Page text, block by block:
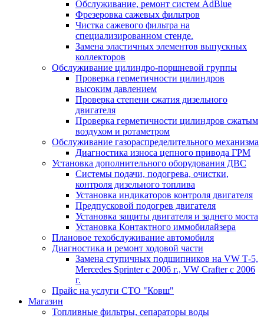
Обслуживание, ремонт систем AdBlue
Фрезеровка сажевых фильтров
Чистка сажевого фильтра на
специализированном стенде.
Замена эластичных элементов выпускных
коллекторов
Обслуживание цилиндро-поршневой группы
Проверка герметичности цилиндров
высоким давлением
Проверка степени сжатия дизельного
двигателя
Проверка герметичности цилиндров сжатым
воздухом и ротаметром
Обслуживание газораспределительного механизма
Диагностика износа цепного привода ГРМ
Установка дополнительного оборудования ДВС
Системы подачи, подогрева, очистки,
контроля дизельного топлива
Установка индикаторов контроля двигателя
Предпусковой подогрев двигателя
Установка защиты двигателя и заднего моста
Установка Контактного иммобилайзера
Плановое техобслуживание автомобиля
Диагностика и ремонт ходовой части
Замена ступичных подшипников на VW Т-5,
Mercedes Sprinter c 2006 г., VW Crafter с 2006
г.
Прайс на услуги СТО "Ковш"
Магазин
Топливные фильтры, сепараторы воды